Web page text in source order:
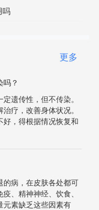
吗
更多
吗？
遗传性，但不传染。
疗，改善身体状况。
好，得根据情况恢复和
的病，在皮肤各处都可
、精神神经、饮食、
元素缺乏这些因素有